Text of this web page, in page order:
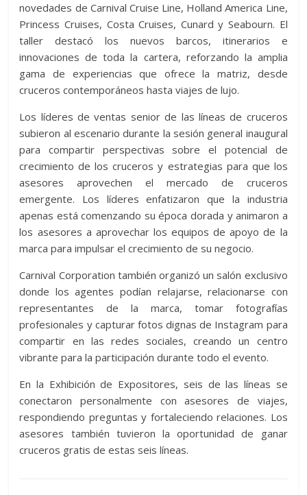
novedades de Carnival Cruise Line, Holland America Line,
Princess Cruises, Costa Cruises, Cunard y Seabourn. El
taller destacó los nuevos barcos, itinerarios e
innovaciones de toda la cartera, reforzando la amplia
gama de experiencias que ofrece la matriz, desde
cruceros contemporáneos hasta viajes de lujo.
Los líderes de ventas senior de las líneas de cruceros
subieron al escenario durante la sesión general inaugural
para compartir perspectivas sobre el potencial de
crecimiento de los cruceros y estrategias para que los
asesores aprovechen el mercado de cruceros
emergente. Los líderes enfatizaron que la industria
apenas está comenzando su época dorada y animaron a
los asesores a aprovechar los equipos de apoyo de la
marca para impulsar el crecimiento de su negocio.
Carnival Corporation también organizó un salón exclusivo
donde los agentes podían relajarse, relacionarse con
representantes de la marca, tomar fotografías
profesionales y capturar fotos dignas de Instagram para
compartir en las redes sociales, creando un centro
vibrante para la participación durante todo el evento.
En la Exhibición de Expositores, seis de las líneas se
conectaron personalmente con asesores de viajes,
respondiendo preguntas y fortaleciendo relaciones. Los
asesores también tuvieron la oportunidad de ganar
cruceros gratis de estas seis líneas.